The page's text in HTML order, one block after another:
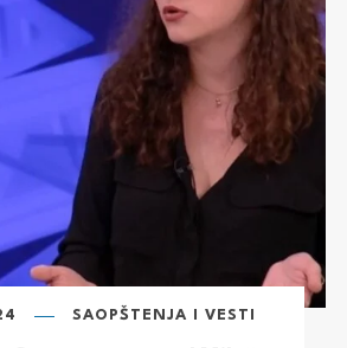
SAOPŠTENJA I VESTI